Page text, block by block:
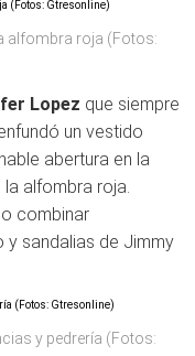
alfombra roja (Fotos:
Lopez que siempre
un vestido
abertura en la
alfombra roja.
combinar
sandalias de Jimmy
y pedrería (Fotos: